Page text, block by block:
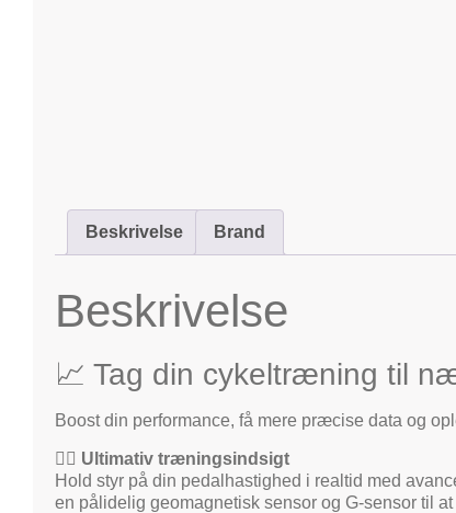
Beskrivelse Brand
Beskrivelse
📈 Tag din cykeltræning til
Boost din performance, få mere præcise data og
🚴‍♂️ Ultimativ træningsindsigt
Hold styr på din pedalhastighed i realtid med
en pålidelig geomagnetisk sensor og G-sensor til